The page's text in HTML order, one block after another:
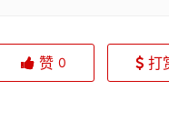
赞 0 打